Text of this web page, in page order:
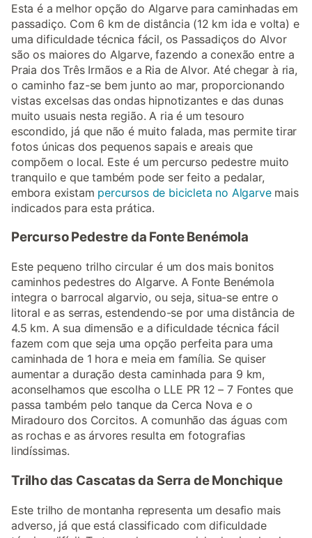
Esta é a melhor opção do Algarve para caminhadas em
passadiço. Com 6 km de distância (12 km ida e volta) e
uma dificuldade técnica fácil, os Passadiços do Alvor
são os maiores do Algarve, fazendo a conexão entre a
Praia dos Três Irmãos e a Ria de Alvor. Até chegar à ria,
o caminho faz-se bem junto ao mar, proporcionando
vistas excelsas das ondas hipnotizantes e das dunas
muito usuais nesta região. A ria é um tesouro
escondido, já que não é muito falada, mas permite tirar
fotos únicas dos pequenos sapais e areais que
compõem o local. Este é um percurso pedestre muito
tranquilo e que também pode ser feito a pedalar,
embora existam percursos de bicicleta no Algarvemais
indicados para esta prática.
Percurso Pedestre da Fonte Benémola
Este pequeno trilho circular é um dos mais bonitos
caminhos pedestres do Algarve. A Fonte Benémola
integra o barrocal algarvio, ou seja, situa-se entre o
litoral e as serras, estendendo-se por uma distância de
4.5 km. A sua dimensão e a dificuldade técnica fácil
fazem com que seja uma opção perfeita para uma
caminhada de 1 hora e meia em família. Se quiser
aumentar a duração desta caminhada para 9 km,
aconselhamos que escolha o LLE PR 12 – 7 Fontes que
passa também pelo tanque da Cerca Nova e o
Miradouro dos Corcitos. A comunhão das águas com
as rochas e as árvores resulta em fotografias
lindíssimas.
Trilho das Cascatas da Serra de Monchique
Este trilho de montanha representa um desafio mais
adverso, já que está classificado com dificuldade